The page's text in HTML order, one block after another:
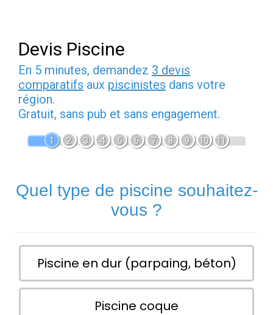
Devis Piscine
En 5 minutes, demandez 3 devis
comparatifs aux piscinistes dans votre
région.
Gratuit, sans pub et sans engagement.
1 2 3 4 5 6 7 8 9 10 11
Quel type de piscine souhaitez-
vous ?
Piscine en dur (parpaing, béton)
Piscine coque